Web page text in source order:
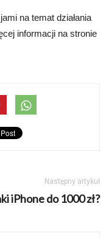
na temat działania
informacji na stronie
Następny artykuł
iPhone do 1000 zł?